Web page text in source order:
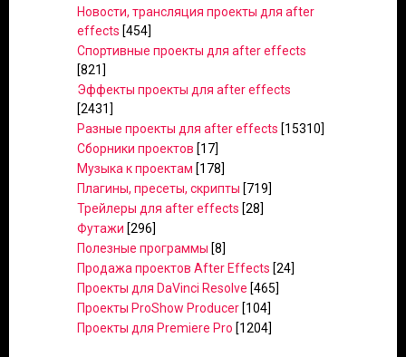
Новости, трансляция проекты для after
effects [454]
Спортивные проекты для after effects
[821]
Эффекты проекты для after effects
[2431]
Разные проекты для after effects [15310]
Сборники проектов [17]
Музыка к проектам [178]
Плагины, пресеты, скрипты [719]
Трейлеры для after effects [28]
Футажи [296]
Полезные программы [8]
Продажа проектов After Effects [24]
Проекты для DaVinci Resolve [465]
Проекты ProShow Producer [104]
Проекты для Premiere Pro [1204]